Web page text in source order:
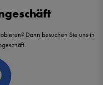
Dann besuchen Sie uns in